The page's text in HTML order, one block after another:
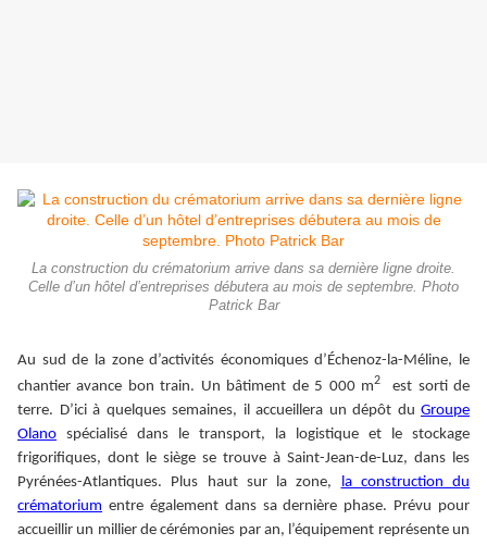
La construction du crématorium arrive dans sa dernière ligne droite.
Celle d’un hôtel d’entreprises débutera au mois de septembre. Photo
Patrick Bar
Au sud de la zone d’activités économiques d’Échenoz-la-Méline, le
chantier avance bon train. Un bâtiment de 5 000 m2
est sorti de
terre. D’ici à quelques semaines, il accueillera un dépôt du Groupe
Olano spécialisé dans le transport, la logistique et le stockage
frigorifiques, dont le siège se trouve à Saint-Jean-de-Luz, dans les
Pyrénées-Atlantiques. Plus haut sur la zone, la construction du
crématorium entre également dans sa dernière phase. Prévu pour
accueillir un millier de cérémonies par an, l’équipement représente un